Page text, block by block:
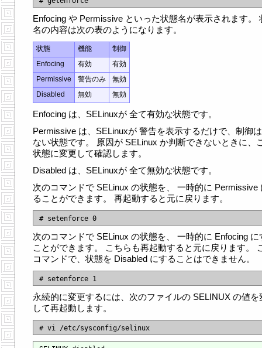
Enfocing や Permissive といった状態名が表示されます。
名の内容は次の表のようになります。
状態 機能
制御
Enfocing
有効
有効
Permissive
警告のみ
無効
Disabled
無効 無効
Enfocing は、SELinuxが 全て有効な状態です。
Permissive は、SELinuxが 警告を表示するだけで、制御
ない状態です。 原因が SELinux か判断できないときに、
状態に変更して確認します。
Disabled は、SELinuxが 全て無効な状態です。
次のコマンドで SELinux の状態を、 一時的に Permissive
ることができます。 再起動すると元に戻ります。
次のコマンドで SELinux の状態を、 一時的に Enfocing に
ことができます。 こちらも再起動すると元に戻ります。
コマンドで、状態を Disabled にすることはできません。
永続的に変更するには、次のファイルの SELINUX の値を
して再起動します。